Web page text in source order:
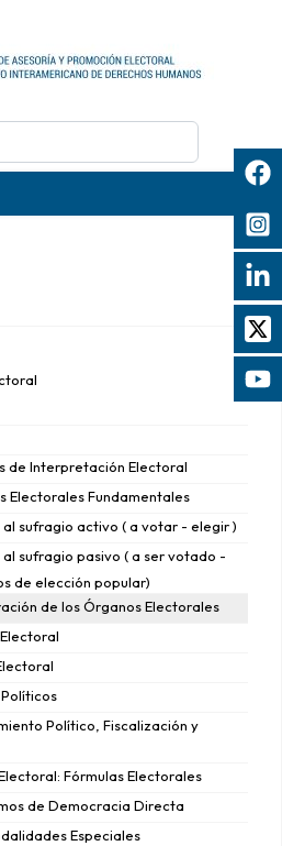
de Interpretación Electoral
Electorales Fundamentales
sufragio activo ( a votar - elegir )
sufragio pasivo ( a ser votado -
de elección popular)
de los Órganos Electorales
Político, Fiscalización y
Fórmulas Electorales
de Democracia Directa
Especiales